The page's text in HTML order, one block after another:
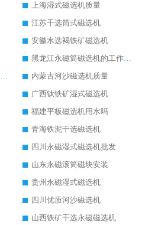
上海湿式磁选机质量
江苏干选筒式磁选机
安徽水选褐铁矿磁选机
黑龙江永磁筒磁选机的工作原理
辽宁永磁筒式磁选机是不是强磁
内蒙古河沙磁选机质量
广西钛铁矿湿式磁选机
福建平板磁选机用水吗
青海铁泥干选磁选机
四川永磁湿式磁选机批发
山东永磁滚筒磁块安装
贵州永磁湿式磁选机
四川优质河沙磁选机
山西铁矿干选永磁磁选机